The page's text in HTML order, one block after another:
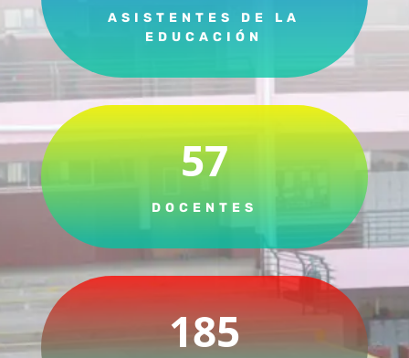
ASISTENTES DE LA
EDUCACIÓN
57
DOCENTES
185